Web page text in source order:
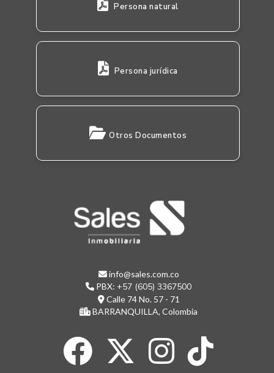
Persona natural
Persona jurídica
Otros Documentos
info@sales.com.co
PBX: +57 (605) 3367500
Calle 74 No. 57 - 71
BARRANQUILLA, Colombia